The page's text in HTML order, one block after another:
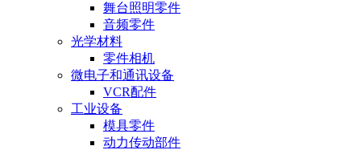
舞台照明零件
音频零件
光学材料
零件相机
微电子和通讯设备
VCR配件
工业设备
模具零件
动力传动部件